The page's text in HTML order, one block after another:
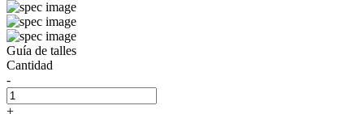
Guía de talles
Cantidad
-
+